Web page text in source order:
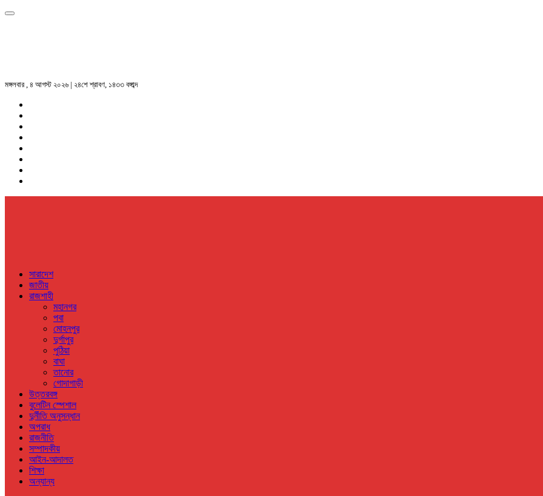
মঙ্গলবার , ৪ আগস্ট ২০২৬ | ২৪শে শ্রাবণ, ১৪৩৩ বঙ্গাব্দ
সারাদেশ
জাতীয়
রাজশাহী
মহানগর
পবা
মোহনপুর
দুর্গাপুর
পুঠিয়া
বাঘা
তানোর
গোদাগাড়ী
উত্তরবঙ্গ
বুলেটিন স্পেশাল
দুর্নীতি অনুসন্ধান
অপরাধ
রাজনীতি
সম্পাদকীয়
আইন-আদালত
শিক্ষা
অন্যান্য